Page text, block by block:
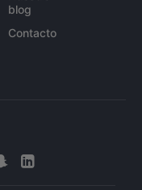
blog
Contacto